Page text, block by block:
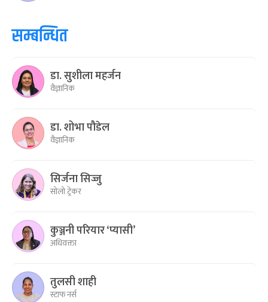
सम्बन्धित
डा. सुशीला महर्जन
वैज्ञानिक
डा. शोभा पौडेल
वैज्ञानिक
सिर्जना सिज्जु
सोलो ट्रेकर
कुञ्जनी परियार ‘प्यासी’
अधिवक्ता
तुलसी शाही
स्टाफ नर्स